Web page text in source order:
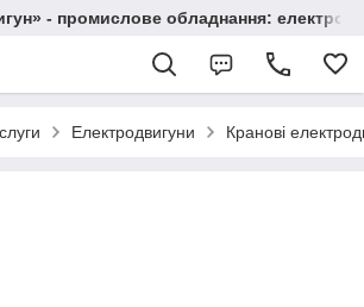
- промислове обладнання:
Електродвигуни Кранові